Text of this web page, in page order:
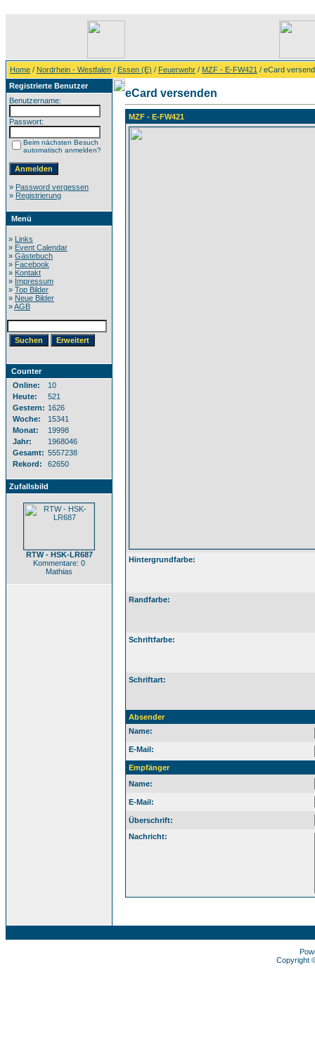
Home / Nordrhein - Westfalen / Essen (E) / Feuerwehr / MZF - E-FW421 / eCard
Registrierte Benutzer
Benutzername:
Passwort:
Beim nächsten Besuch
automatisch anmelden?
» Password vergessen
» Registrierung
Menü
» Links
» Event Calendar
» Gästebuch
» Facebook
» Kontakt
» Impressum
» Top Bilder
» Neue Bilder
»AGB
Counter
Online:
10
Heute:
521
Gestern: 1626
Woche:
15341
Monat:
19998
Jahr:
1968046
Gesamt: 5557238
Rekord:
62650
Zufallsbild
RTW - HSK-LR687
Kommentare: 0
Mathias
eCard versenden
MZF - E-FW421
Hintergrundfarbe:
Randfarbe:
Schriftfarbe:
Schriftart:
Absender
Name:
E-Mail:
Empfänger
Name:
E-Mail:
Überschrift:
Nachricht:
Copyright